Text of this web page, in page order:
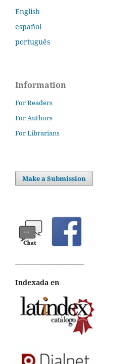
English
español
português
Information
For Readers
For Authors
For Librarians
Make a Submission
----------------------------------
Indexada en